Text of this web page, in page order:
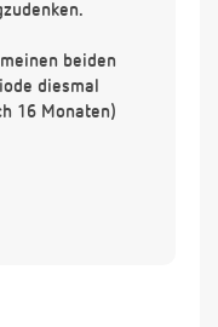
beiden
diesmal
16 Monaten)
Grüße!